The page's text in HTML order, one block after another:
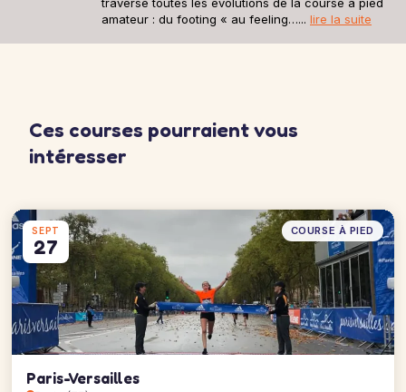
traversé toutes les évolutions de la course à pied
amateur : du footing « au feeling…... lire la suite
Ces courses pourraient vous
intéresser
SEPT
27
COURSE À PIED
Paris-Versailles